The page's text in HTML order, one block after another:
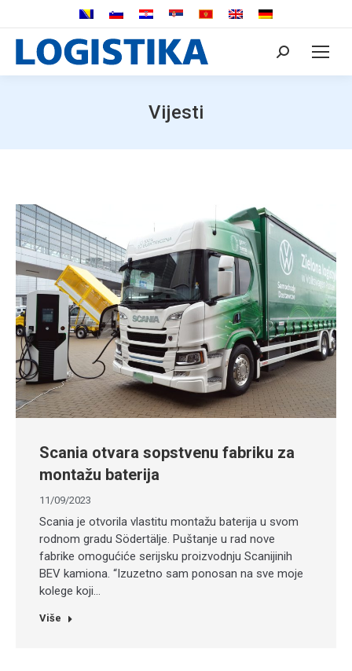
Search:
Vijesti
Scania otvara sopstvenu fabriku za
montažu baterija
11/09/2023
Scania je otvorila vlastitu montažu baterija u svom
rodnom gradu Södertälje. Puštanje u rad nove
fabrike omogućiće serijsku proizvodnju Scanijinih
BEV kamiona. “Izuzetno sam ponosan na sve moje
kolege koji…
Više